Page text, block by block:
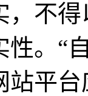
，不
。“
站平